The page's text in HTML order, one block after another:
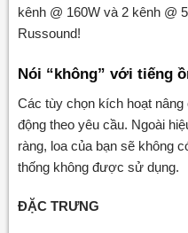
kênh @ 160W và 2 kênh @
Russound!
Nói “không” với tiếng
Các tùy chọn kích hoạt
động theo yêu cầu. Ngoài
ràng, loa của bạn sẽ không
thống không được sử dụng.
ĐẶC TRƯNG